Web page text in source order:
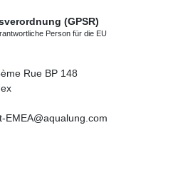
(GPSR)
Person für die EU
Rue BP 148
EMEA@aqualung.com